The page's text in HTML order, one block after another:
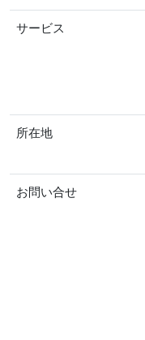
サービス
所在地
お問い合せ